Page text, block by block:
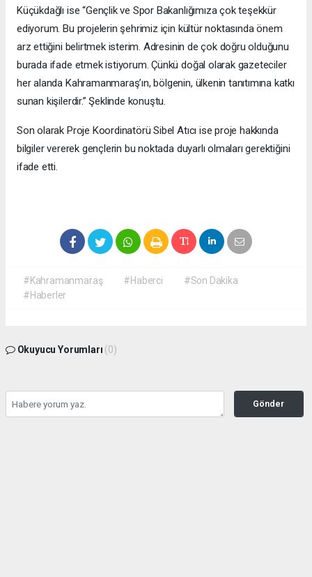
Küçükdağlı ise “Gençlik ve Spor Bakanlığımıza çok teşekkür
ediyorum. Bu projelerin şehrimiz için kültür noktasında önem
arz ettiğini belirtmek isterim. Adresinin de çok doğru olduğunu
burada ifade etmek istiyorum. Çünkü doğal olarak gazeteciler
her alanda Kahramanmaraş’ın, bölgenin, ülkenin tanıtımına katkı
sunan kişilerdir.” Şeklinde konuştu.
Son olarak Proje Koordinatörü Sibel Atıcı ise proje hakkında
bilgiler vererek gençlerin bu noktada duyarlı olmaları gerektiğini
ifade etti.
#Kahramanmaraş #Haberci
#Son Dakika
#Haberler
Okuyucu Yorumları (0)
Gönder